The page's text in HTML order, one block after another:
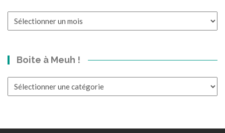
Boite à Meuh !